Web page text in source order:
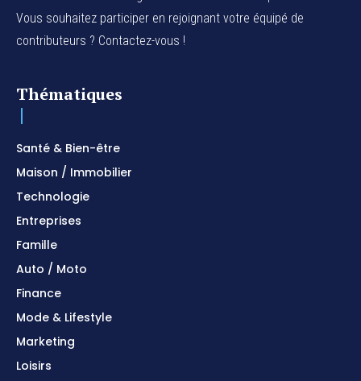
Vous souhaitez participer en rejoignant votre équipé de
contributeurs ? Contactez-vous !
Thématiques
Santé & Bien-être
Maison / Immobilier
Technologie
Entreprises
Famille
Auto / Moto
Finance
Mode & Lifestyle
Marketing
Loisirs